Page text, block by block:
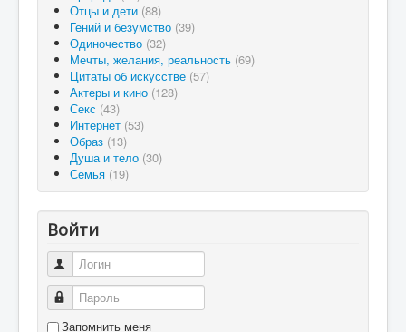
Отцы и дети (88)
Гений и безумство (39)
Одиночество (32)
Мечты, желания, реальность (69)
Цитаты об искусстве (57)
Актеры и кино (128)
Секс (43)
Интернет (53)
Образ (13)
Душа и тело (30)
Семья (19)
Войти
Логин
Пароль
Запомнить меня